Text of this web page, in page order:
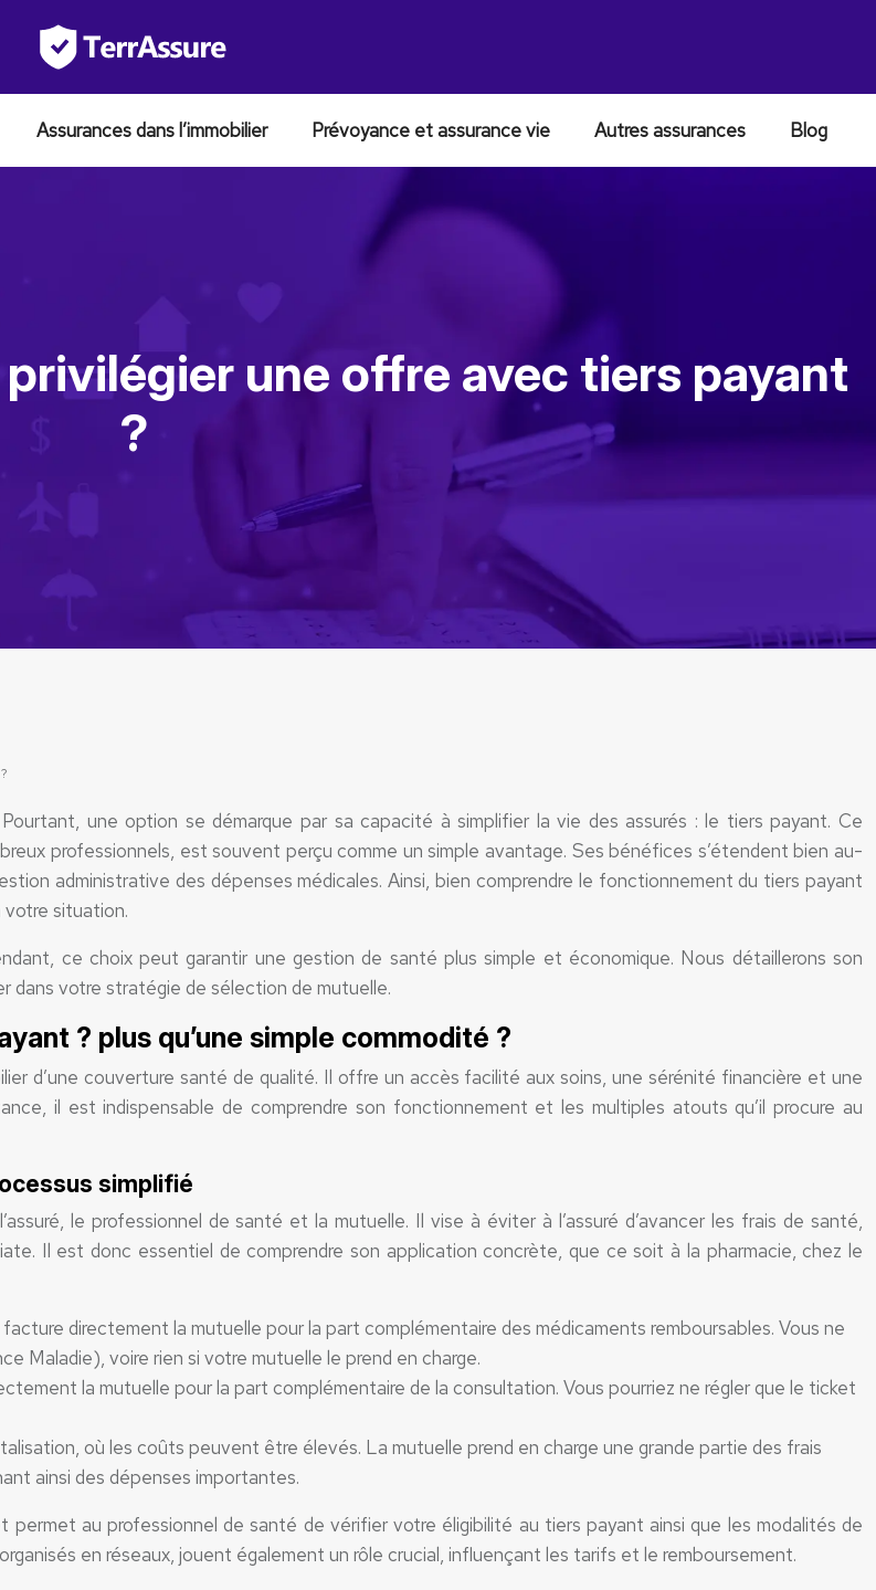
Assurances dans l’immobilier Prévoyance et assurance vie Autres assurances Blog
une offre avec tiers payant
?
une option se démarque par sa capacité à simplifier la vie des assurés : le tiers payant. Ce
professionnels, est souvent perçu comme un simple avantage. Ses bénéfices s’étendent bien au-
administrative des dépenses médicales. Ainsi, bien comprendre le fonctionnement du tiers payant
situation.
ce choix peut garantir une gestion de santé plus simple et économique. Nous détaillerons son
dans votre stratégie de sélection de mutuelle.
? plus qu’une simple commodité ?
d’une couverture santé de qualité. Il offre un accès facilité aux soins, une sérénité financière et une
il est indispensable de comprendre son fonctionnement et les multiples atouts qu’il procure au
simplifié
le professionnel de santé et la mutuelle. Il vise à éviter à l’assuré d’avancer les frais de santé,
Il est donc essentiel de comprendre son application concrète, que ce soit à la pharmacie, chez le
directement la mutuelle pour la part complémentaire des médicaments remboursables. Vous ne
Maladie), voire rien si votre mutuelle le prend en charge.
la mutuelle pour la part complémentaire de la consultation. Vous pourriez ne régler que le ticket
où les coûts peuvent être élevés. La mutuelle prend en charge une grande partie des frais
ainsi des dépenses importantes.
au professionnel de santé de vérifier votre éligibilité au tiers payant ainsi que les modalités de
en réseaux, jouent également un rôle crucial, influençant les tarifs et le remboursement.